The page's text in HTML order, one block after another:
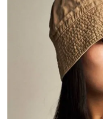
#NEW VINTAGE
#路地裏てぃーん
#GH 銘品の所以
#Commune H
#ととけん
#LIFESTYLE